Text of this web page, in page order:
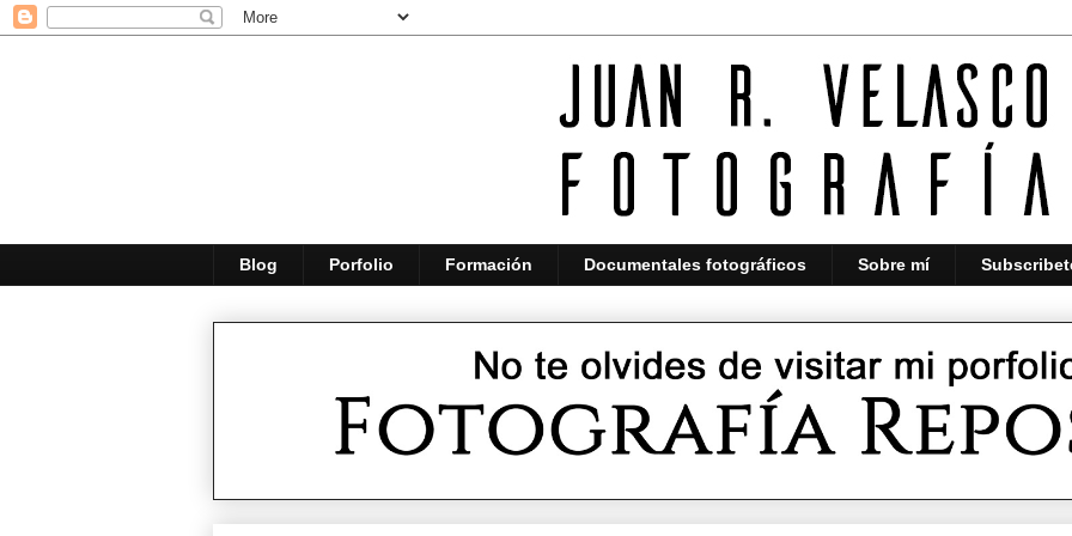
Blog Porfolio Formación Documentales fotográficos Sobre mí